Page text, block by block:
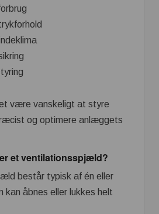
være vanskeligt at styre
og optimere anlæggets
et ventilationsspjæld?
består typisk af én eller
kan åbnes eller lukkes helt